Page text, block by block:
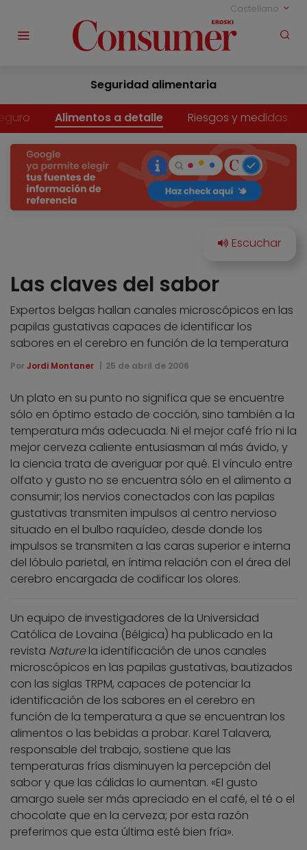
Castellano
Seguridad alimentaria
Alimentos a detalle Riesgos y medidas
Las claves del sabor
Expertos belgas hallan canales microscópicos en las
papilas gustativas capaces de identificar los
sabores en el cerebro en función de la temperatura
Por Jordi Montaner 25 de abril de 2006
Un plato en su punto no significa que se encuentre
sólo en óptimo estado de cocción, sino también a la
temperatura más adecuada. Ni el mejor café frío ni la
mejor cerveza caliente entusiasman al más ávido, y
la ciencia trata de averiguar por qué. El vínculo entre
olfato y gusto no se encuentra sólo en el alimento a
consumir; los nervios conectados con las papilas
gustativas transmiten impulsos al centro nervioso
situado en el bulbo raquídeo, desde donde los
impulsos se transmiten a las caras superior e interna
del lóbulo parietal, en íntima relación con el área del
cerebro encargada de codificar los olores.
Un equipo de investigadores de la Universidad
Católica de Lovaina (Bélgica) ha publicado en la
revista Naturela identificación de unos canales
microscópicos en las papilas gustativas, bautizados
con las siglas TRPM, capaces de potenciar la
identificación de los sabores en el cerebro en
función de la temperatura a que se encuentran los
alimentos o las bebidas a probar. Karel Talavera,
responsable del trabajo, sostiene que las
temperaturas frías disminuyen la percepción del
sabor y que las cálidas lo aumentan. «El gusto
amargo suele ser más apreciado en el café, el té o el
chocolate que en la cerveza; por esta razón
preferimos que esta última esté bien fría».